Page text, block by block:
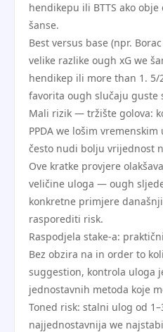
hendikepu ili BTTS ako
šanse.
Best versus base (npr.
velike razlike ough xG we
hendikep ili more than 1. 5/
favorita ough slučaju guste
Mali rizik — tržište golova:
PPDA we lošim
često nudi bolju vrijednost
Ove kratke provjere
veličine uloga — ough
konkretne primjere
rasporediti risk.
Raspodjela stake-a:
Bez obzira na in order to
suggestion, kontrola uloga
jednostavnih metoda koje
Toned risk: stalni ulog od
najjednostavnija we